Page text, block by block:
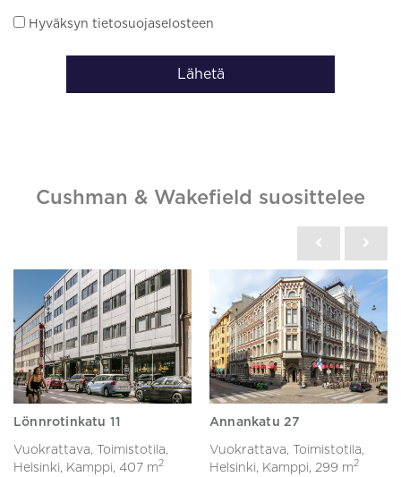
Hyväksyn tietosuojaselosteen
Lähetä
Cushman & Wakefield suosittelee
Lönnrotinkatu 11
Vuokrattava, Toimistotila,
Helsinki, Kamppi, 407 m2
Annankatu 27
Vuokrattava, Toimistotila,
Helsinki, Kamppi, 299 m2